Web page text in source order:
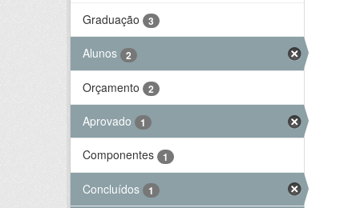
Graduação 3
Alunos 2
Orçamento 2
Aprovado 1
Componentes 1
Concluídos 1